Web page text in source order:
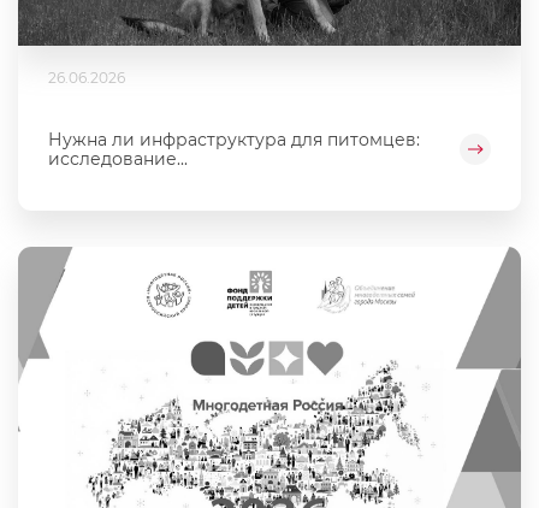
26.06.2026
Нужна ли инфраструктура для питомцев:
исследование...